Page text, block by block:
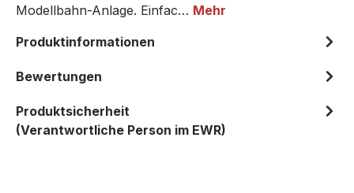
Modellbahn-Anlage. Einfac… Mehr
Produktinformationen
Bewertungen
Produktsicherheit
(Verantwortliche Person im EWR)